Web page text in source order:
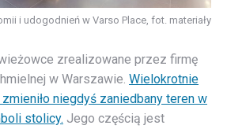
i udogodnień w Varso Place, fot. materiały
zrealizowane przez firmę
w Warszawie. Wielokrotnie
niegdyś zaniedbany teren w
stolicy. Jego częścią jest